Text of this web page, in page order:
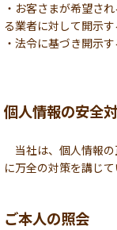
・お客さまが希望さ
る業者に対して開示
・法令に基づき開示
個人情報の安全
当社は、個人情報の
に万全の対策を講じて
ご本人の照会